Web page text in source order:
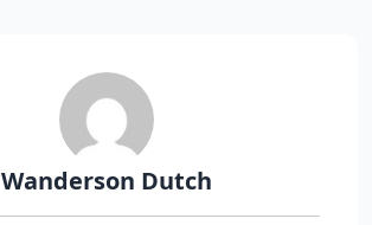
Wanderson Dutch